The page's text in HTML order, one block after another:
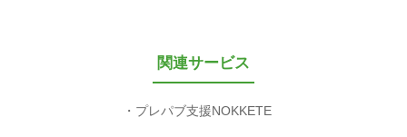
関連サービス
プレパブ支援NOKKETE